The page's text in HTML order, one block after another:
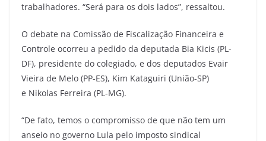
trabalhadores. “Será para os dois lados”, ressaltou.
O debate na Comissão de Fiscalização Financeira e
Controle ocorreu a pedido da deputada Bia Kicis (PL-
DF), presidente do colegiado, e dos deputados Evair
Vieira de Melo (PP-ES), Kim Kataguiri (União-SP)
e Nikolas Ferreira (PL-MG).
“De fato, temos o compromisso de que não tem um
anseio no governo Lula pelo imposto sindical